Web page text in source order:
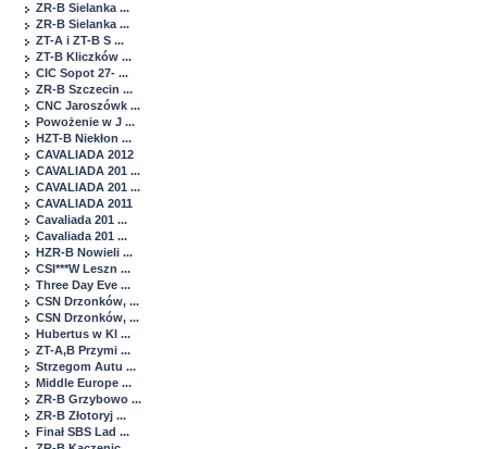
ZR-B Sielanka ...
ZR-B Sielanka ...
ZT-A i ZT-B S ...
ZT-B Kliczków ...
CIC Sopot 27- ...
ZR-B Szczecin ...
CNC Jaroszówk ...
Powożenie w J ...
HZT-B Niekłon ...
CAVALIADA 2012
CAVALIADA 201 ...
CAVALIADA 201 ...
CAVALIADA 2011
Cavaliada 201 ...
Cavaliada 201 ...
HZR-B Nowieli ...
CSI***W Leszn ...
Three Day Eve ...
CSN Drzonków, ...
CSN Drzonków, ...
Hubertus w Kl ...
ZT-A,B Przymi ...
Strzegom Autu ...
Middle Europe ...
ZR-B Grzybowo ...
ZR-B Złotoryj ...
Finał SBS Lad ...